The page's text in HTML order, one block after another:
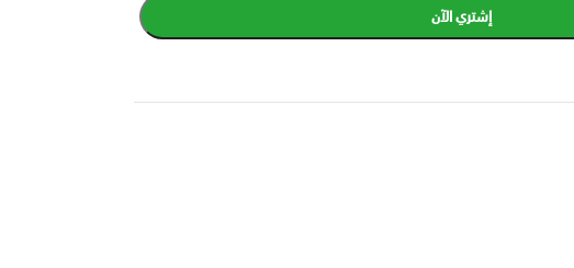
إشتري الآن